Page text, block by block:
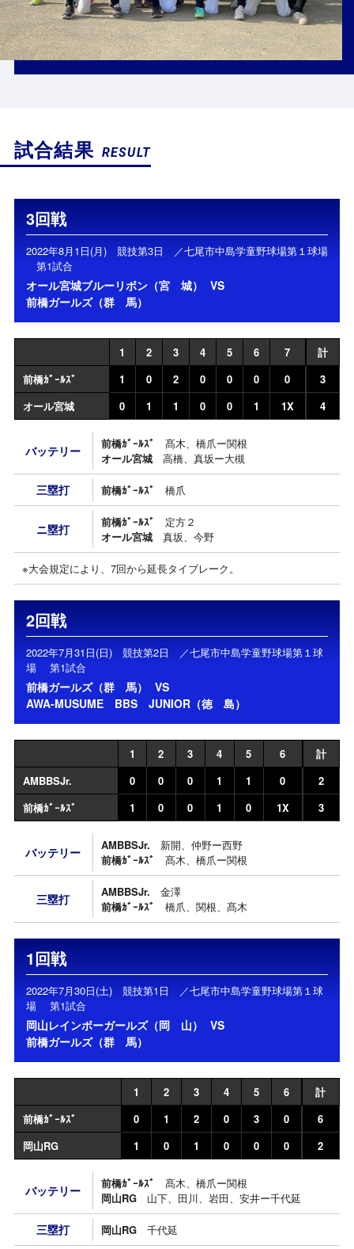
試合結果 RESULT
3回戦
2022年8月1日(月) 競技第3日 ／七尾市中島学童野球場第１球場
第1試合
オール宮城ブルーリボン（宮 城）
VS
前橋ガールズ（群 馬）
1 2 3 4 5 6 7
計
前橋ｶﾞｰﾙｽﾞ
1 0 2 0 0 0 0
3
オール宮城
0 1 1 0 0 1 1X 4
バッテリー 前橋ｶﾞｰﾙｽﾞ
髙木、橋爪ー関根
オール宮城
高橋、真坂ー大槻
三塁打 前橋ｶﾞｰﾙｽﾞ 橋爪
ニ塁打 前橋ｶﾞｰﾙｽﾞ
定方２
オール宮城
真坂、今野
※大会規定により、7回から延長タイブレーク。
2回戦
2022年7月31日(日) 競技第2日 ／七尾市中島学童野球場第１球
場 第1試合
前橋ガールズ（群 馬）
VS
AWA-MUSUME BBS JUNIOR（徳 島）
1 2 3 4 5 6
計
AMBBSJr.
0 0 0 1 1 0
2
前橋ｶﾞｰﾙｽﾞ
1 0 0 1 0 1X 3
バッテリー AMBBSJr.
新開、仲野ー西野
前橋ｶﾞｰﾙｽﾞ
髙木、橋爪ー関根
三塁打 AMBBSJr.
金澤
前橋ｶﾞｰﾙｽﾞ
橋爪、関根、髙木
1回戦
2022年7月30日(土) 競技第1日 ／七尾市中島学童野球場第１球
場 第1試合
岡山レインボーガールズ（岡 山）
VS
前橋ガールズ（群 馬）
1 2 3 4 5 6
計
前橋ｶﾞｰﾙｽﾞ
0 1 2 0 3 0
6
岡山RG
1 0 1 0 0 0 2
バッテリー 前橋ｶﾞｰﾙｽﾞ
髙木、橋爪ー関根
岡山RG
山下、田川、岩田、安井ー千代延
三塁打 岡山RG 千代延